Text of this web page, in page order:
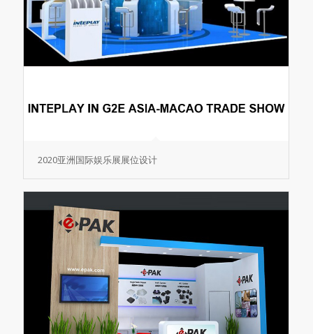
2020亚洲国际娱乐展展位设计